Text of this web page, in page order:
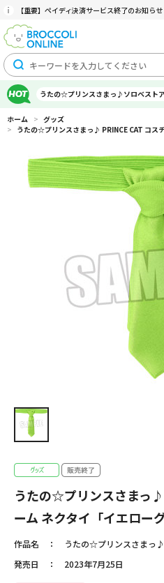
【重要】ペイディ決済サービス終了のお知らせ
うたの☆プリンスさまっ♪ソロベスト
ホーム > グッズ
> うたの☆プリンスさまっ♪ PRINCE CAT コス
うたの☆プリンスさまっ♪
ーム ネクタイ「イエロー
作品名
うたの☆プリンスさまっ♪
発売日
2023年7月25日